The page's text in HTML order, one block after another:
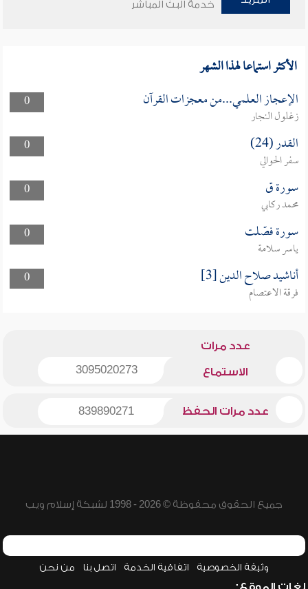
خدمة البث المباشر
الأكثر استماعا لهذا الشهر
0 الإعجاز العلمي...من معجزات القرآن
زغلول النجار
0
القدر (24)
سفر الحوالي
0
سورة ق
محمد ركابي
0
سورة فصّلت
ياسر سلامة
0
أناشيد صلاح الدين [3]
فرقة الاعتصام
عدد مرات
الاستماع 3095020273
عدد مرات الحفظ 839890271
جميع الحقوق محفوظة © 2026 - 1998 لشبكة إسلام ويب
وثيقة الخصوصية اتفاقية الخدمة اتصل بنا من نحن